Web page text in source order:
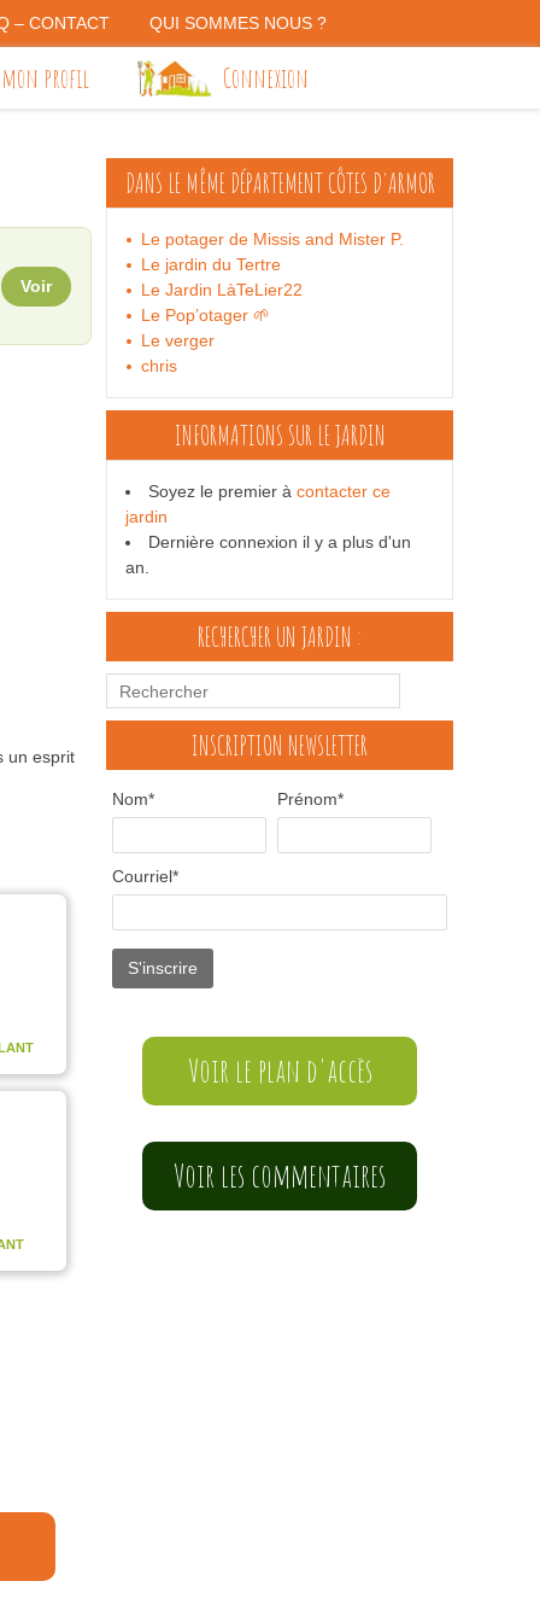
– CONTACT QUI SOMMES NOUS ?
mon profil Connexion
Voir
un esprit
DANS LE MÊME DÉPARTEMENTCÔTES D'ARMOR
Le potager de Missis and Mister P.
Le jardin du Tertre
Le Jardin LàTeLier22
Le Pop’otager 🌱
Le verger
chris
INFORMATIONS SUR LE JARDIN
Soyez le premier à contacter ce
jardin
Dernière connexion il y a plus d'un
an.
RECHERCHER UN JARDIN :
INSCRIPTION NEWSLETTER
Nom* Prénom*
Courriel*
Voir le plan d'accès
Voir les commentaires